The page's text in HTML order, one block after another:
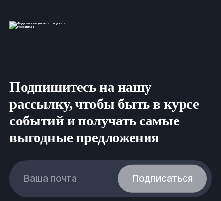
Подпишитесь на нашу
рассылку, чтобы быть в курсе
событий и получать самые
выгодные предложения
Ваша почта Подписаться